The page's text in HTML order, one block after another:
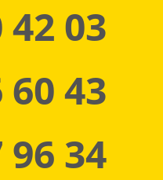
42 03
60 43
96 34